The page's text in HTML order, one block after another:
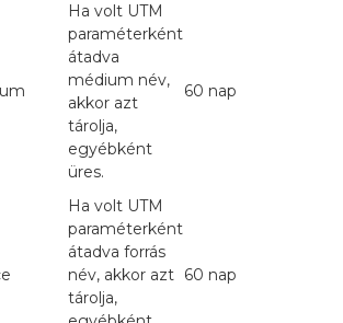
Ha volt UTM
paraméterként
átadva
médium név,
akkor azt
tárolja,
egyébként
üres.
60 nap
Ha volt UTM
paraméterként
átadva forrás
név, akkor azt
tárolja,
60 nap